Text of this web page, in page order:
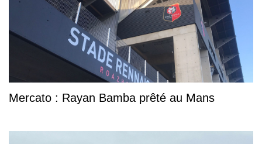
Mercato : Rayan Bamba prêté au Mans